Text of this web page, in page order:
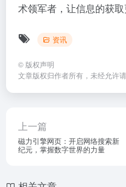
术领军者，让信息的获取
资讯
© 版权声明
文章版权归作者所有，未经允许请
上一篇
磁力引擎网页：开启网络搜索新
纪元，掌握数字世界的力量